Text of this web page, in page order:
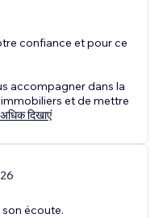
confiance et pour ce
accompagner dans la
et de mettre
अधिक दिखाएं
écoute.